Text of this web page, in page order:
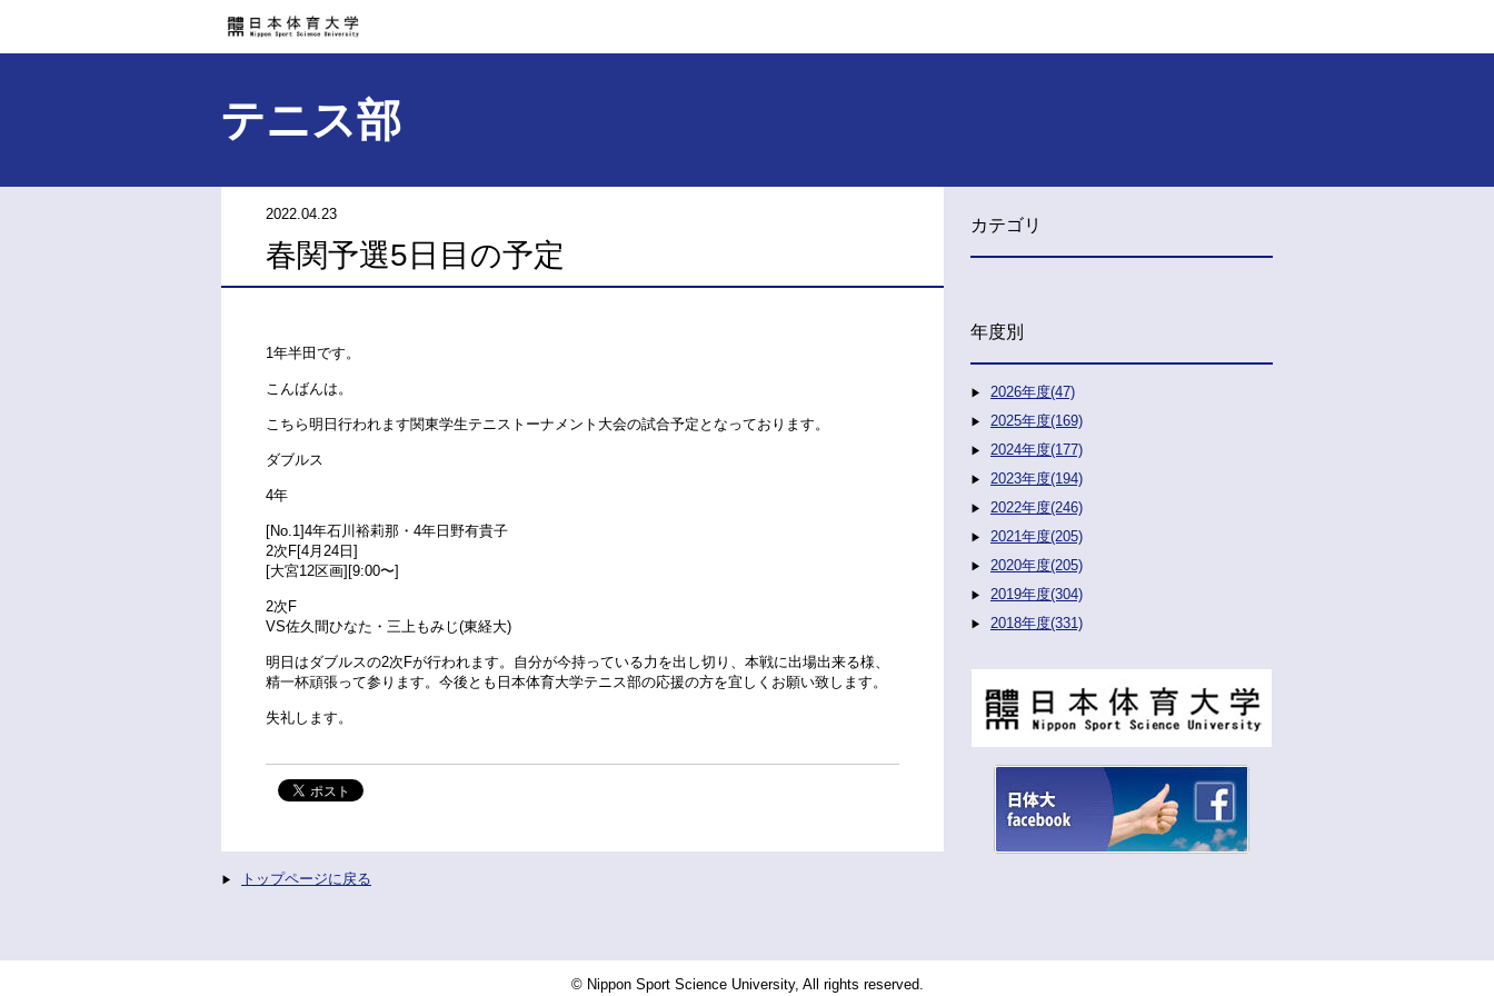
テニス部
2022.04.23
春関予選5日目の予定
1年半田です。
こんばんは。
こちら明日行われます関東学生テニストーナメント大会の試合予定となっております。
ダブルス
4年
[No.1]4年石川裕莉那・4年日野有貴子
2次F[4月24日]
[大宮12区画][9:00〜]
2次F
VS佐久間ひなた・三上もみじ(東経大)
明日はダブルスの2次Fが行われます。自分が今持っている力を出し切り、本戦に出場出来る様、
精一杯頑張って参ります。今後とも日本体育大学テニス部の応援の方を宜しくお願い致します。
失礼します。
トップページに戻る
カテゴリ
年度別
2026年度(47)
2025年度(169)
2024年度(177)
2023年度(194)
2022年度(246)
2021年度(205)
2020年度(205)
2019年度(304)
2018年度(331)
© Nippon Sport Science University, All rights reserved.